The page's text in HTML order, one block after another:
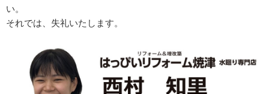
い。
それでは、失礼いたします。